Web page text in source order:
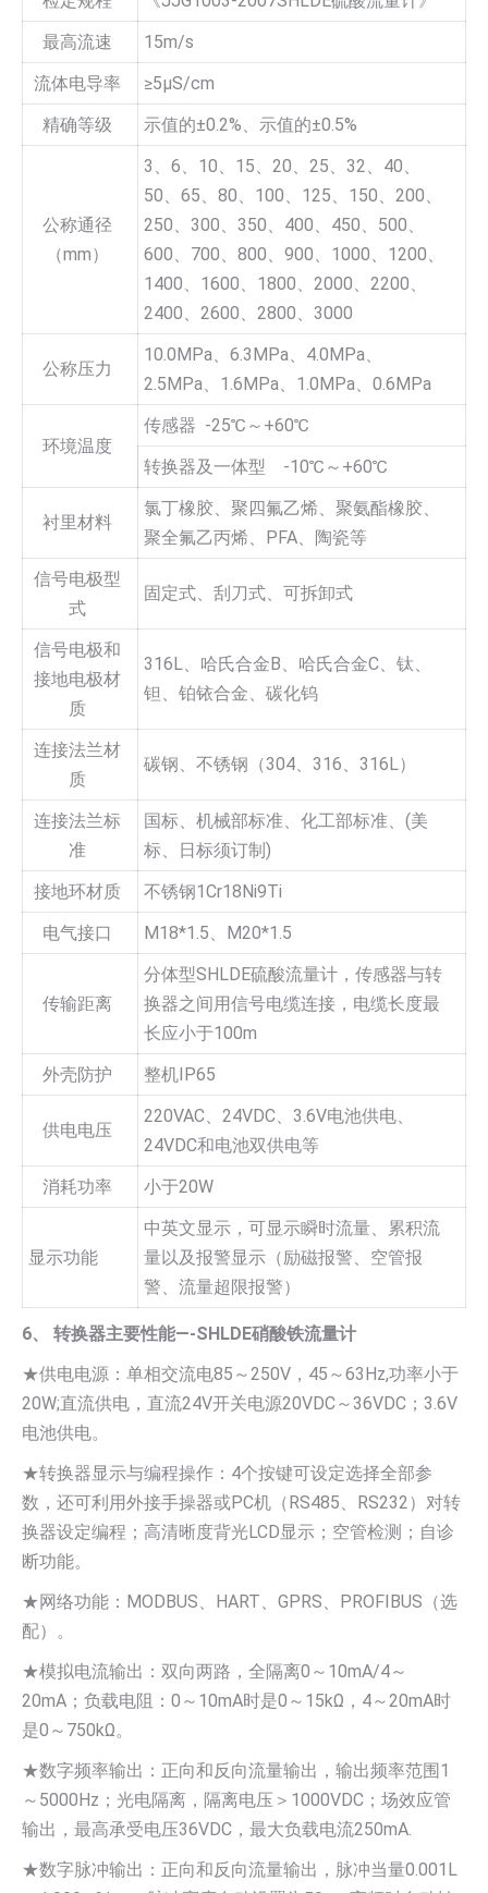
最高流速
15m/s
流体电导率
≥5µS/cm
精确等级
示值的±0.2%、示值的±0.5%
公称通径
（mm）
3、6、10、15、20、25、32、40、
50、65、80、100、125、150、200、
250、300、350、400、450、500、
600、700、800、900、1000、1200、
1400、1600、1800、2000、2200、
2400、2600、2800、3000
公称压力
10.0MPa、6.3MPa、4.0MPa、
2.5MPa、1.6MPa、1.0MPa、0.6MPa
环境温度
传感器 -25℃～+60℃
转换器及一体型 -10℃～+60℃
衬里材料
氯丁橡胶、聚四氟乙烯、聚氨酯橡胶、
聚全氟乙丙烯、PFA、陶瓷等
信号电极型
式
固定式、刮刀式、可拆卸式
信号电极和
接地电极材
质
316L、哈氏合金B、哈氏合金C、钛、
钽、铂铱合金、碳化钨
连接法兰材
质
碳钢、不锈钢（304、316、316L）
连接法兰标
准
国标、机械部标准、化工部标准、(美
标、日标须订制)
接地环材质
不锈钢1Cr18Ni9Ti
电气接口
M18*1.5、M20*1.5
传输距离
分体型SHLDE硫酸流量计，传感器与转
换器之间用信号电缆连接，电缆长度最
长应小于100m
外壳防护
整机IP65
供电电压
220VAC、24VDC、3.6V电池供电、
24VDC和电池双供电等
消耗功率
小于20W
显示功能
中英文显示，可显示瞬时流量、累积流
量以及报警显示（励磁报警、空管报
警、流量超限报警）
6、 转换器主要性能—-SHLDE硝酸铁流量计
★供电电源：单相交流电85～250V，45～63Hz,功率小于
20W;直流供电，直流24V开关电源20VDC～36VDC；3.6V
电池供电。
★转换器显示与编程操作：4个按键可设定选择全部参
数，还可利用外接手操器或PC机（RS485、RS232）对转
换器设定编程；高清晰度背光LCD显示；空管检测；自诊
断功能。
★网络功能：MODBUS、HART、GPRS、PROFIBUS（选
配）。
★模拟电流输出：双向两路，全隔离0～10mA/4～
20mA；负载电阻：0～10mA时是0～15kΩ，4～20mA时
是0～750kΩ。
★数字频率输出：正向和反向流量输出，输出频率范围1
～5000Hz；光电隔离，隔离电压＞1000VDC；场效应管
输出，最高承受电压36VDC，最大负载电流250mA.
★数字脉冲输出：正向和反向流量输出，脉冲当量0.001L